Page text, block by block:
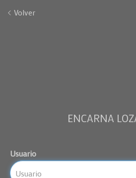
Volver
ENCARNA
Usuario